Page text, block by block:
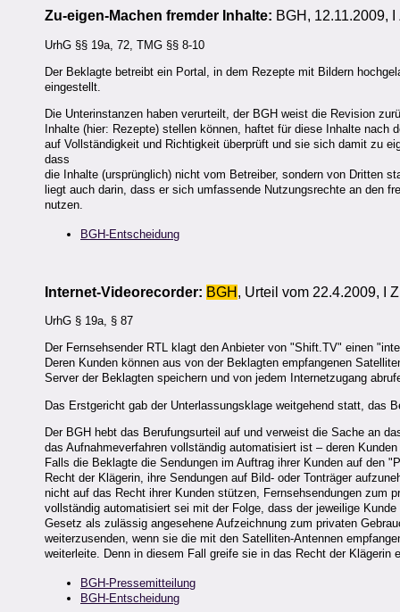
Zu-eigen-Machen fremder Inhalte: BGH, 12.11.2009,
UrhG §§ 19a, 72, TMG §§ 8-10
Der Beklagte betreibt ein Portal, in dem Rezepte mit Bildern
eingestellt.
Die Unterinstanzen haben verurteilt, der BGH weist die Revision
Inhalte (hier: Rezepte) stellen können, haftet für diese Inhalte
auf Vollständigkeit und Richtigkeit überprüft und sie sich damit zu
dass
die Inhalte (ursprünglich) nicht vom Betreiber, sondern von Dritten
liegt auch darin, dass er sich umfassende Nutzungsrechte an den
nutzen.
BGH-Entscheidung
Internet-Videorecorder: BGH , Urteil vom 22.4.2009, I
UrhG § 19a, § 87
Der Fernsehsender RTL klagt den Anbieter von "Shift.TV" einen
Deren Kunden können aus von der Beklagten empfangenen
Server der Beklagten speichern und von jedem Internetzugang
Das Erstgericht gab der Unterlassungsklage weitgehend statt, das
Der BGH hebt das Berufungsurteil auf und verweist die Sache an
das Aufnahmeverfahren vollständig automatisiert ist – deren
Falls die Beklagte die Sendungen im Auftrag ihrer Kunden auf den
Recht der Klägerin, ihre Sendungen auf Bild- oder Tonträger
nicht auf das Recht ihrer Kunden stützen, Fernsehsendungen zum
vollständig automatisiert sei mit der Folge, dass der jeweilige
Gesetz als zulässig angesehene Aufzeichnung zum privaten
weiterzusenden, wenn sie die mit den Satelliten-Antennen
weiterleite. Denn in diesem Fall greife sie in das Recht der
BGH-Pressemitteilung
BGH-Entscheidung